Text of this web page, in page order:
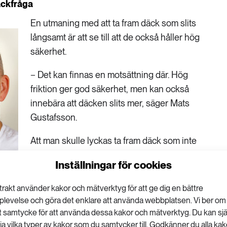
Inställningar för cookies
använder kakor och mätverktyg för att ge dig en bättre
och göra det enklare att använda webbplatsen. Vi ber om
samtycke för att använda dessa kakor och mätverktyg. Du kan
vilka typer av kakor som du samtycker till. Godkänner du alla
En utmaning med att ta fram däck som slits
långsamt är att se till att de också håller hög
säkerhet.
− Det kan finnas en motsättning där. Hög
friktion ger god säkerhet, men kan också
innebära att däcken slits mer, säger Mats
Gustafsson.
Att man skulle lyckas ta fram däck som inte
närmsta tiden, menar han och får medhåll av
Yvonne Andersson-Sköld, professor i
miljöanalys vid Chalmers tekniska högskola
och på VTI. Arbetet med att utveckla bättre